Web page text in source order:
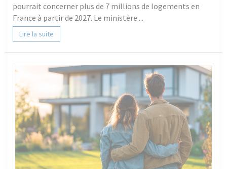
pourrait concerner plus de 7 millions de logements en
France à partir de 2027. Le ministère ...
Lire la suite